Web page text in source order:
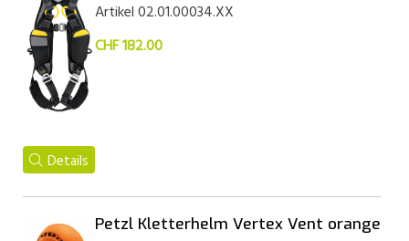
Artikel 02.01.00034.XX
CHF 182.00
Details
Petzl Kletterhelm Vertex Vent orange